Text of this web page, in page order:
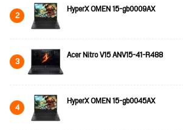
2 HyperX OMEN 15-gb0009AX
3 Acer Nitro V15 ANV15-41-R488
4 HyperX OMEN 15-gb0045AX